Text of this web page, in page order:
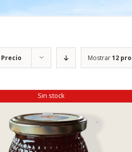
Precio Mostrar12
Sin stock